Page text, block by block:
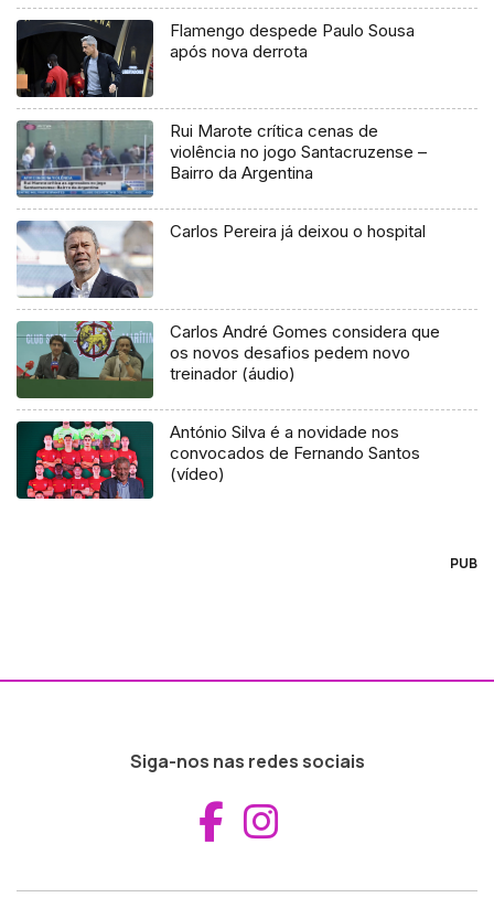
Flamengo despede Paulo Sousa
após nova derrota
Rui Marote crítica cenas de
violência no jogo Santacruzense –
Bairro da Argentina
Carlos Pereira já deixou o hospital
Carlos André Gomes considera que
os novos desafios pedem novo
treinador (áudio)
António Silva é a novidade nos
convocados de Fernando Santos
(vídeo)
PUB
Siga-nos nas redes sociais
Aceder ao